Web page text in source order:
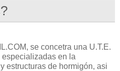
se concetra una U.T.E.
en la
estructuras de hormigón, asi